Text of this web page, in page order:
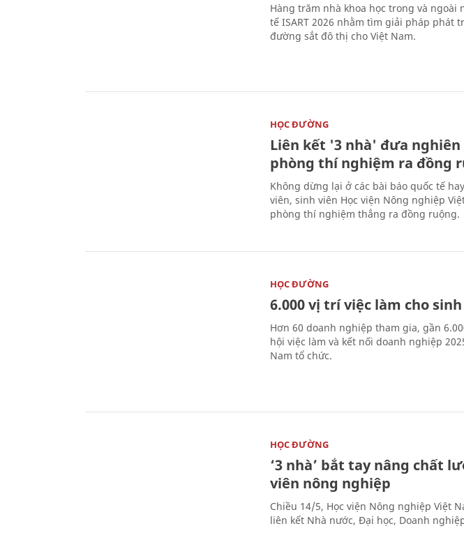
Hàng trăm nhà khoa học trong và ngoài
tế ISART 2026 nhằm tìm giải pháp phát
đường sắt đô thị cho Việt Nam.
HỌC ĐƯỜNG
Liên kết '3 nhà' đưa
phòng thí nghiệm ra đồng
Không dừng lại ở các bài báo quốc tế
viên, sinh viên Học viện Nông nghiệp
phòng thí nghiệm thẳng ra đồng ruộng.
HỌC ĐƯỜNG
6.000 vị trí việc làm cho
Hơn 60 doanh nghiệp tham gia, gần
hội việc làm và kết nối doanh nghiệp
Nam tổ chức.
HỌC ĐƯỜNG
‘3 nhà’ bắt tay nâng chất
viên nông nghiệp
Chiều 14/5, Học viện Nông nghiệp Việt
liên kết Nhà nước, Đại học, Doanh